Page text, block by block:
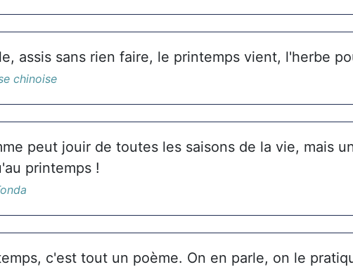
assis sans rien faire, le printemps vient, l'herbe
chinoise
peut jouir de toutes les saisons de la vie, mais
printemps !
c'est tout un poème. On en parle, on le